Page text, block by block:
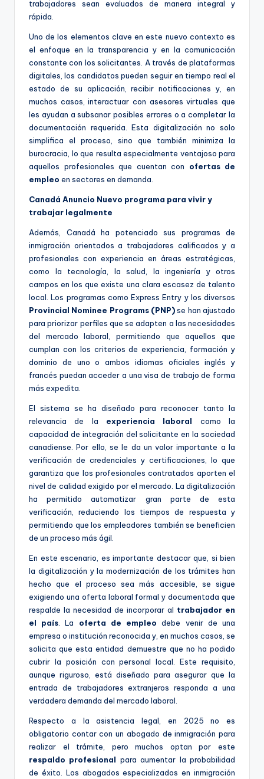
trabajadores sean evaluados de manera integral y
rápida.
Uno de los elementos clave en este nuevo contexto es
el enfoque en la transparencia y en la comunicación
constante con los solicitantes. A través de plataformas
digitales, los candidatos pueden seguir en tiempo real el
estado de su aplicación, recibir notificaciones y, en
muchos casos, interactuar con asesores virtuales que
les ayudan a subsanar posibles errores o a completar la
documentación requerida. Esta digitalización no solo
simplifica el proceso, sino que también minimiza la
burocracia, lo que resulta especialmente ventajoso para
aquellos profesionales que cuentan con ofertas de
empleo en sectores en demanda.
Canadá Anuncio Nuevo programa para vivir y
trabajar legalmente
Además, Canadá ha potenciado sus programas de
inmigración orientados a trabajadores calificados y a
profesionales con experiencia en áreas estratégicas,
como la tecnología, la salud, la ingeniería y otros
campos en los que existe una clara escasez de talento
local. Los programas como Express Entry y los diversos
Provincial Nominee Programs (PNP)se han ajustado
para priorizar perfiles que se adapten a las necesidades
del mercado laboral, permitiendo que aquellos que
cumplan con los criterios de experiencia, formación y
dominio de uno o ambos idiomas oficiales inglés y
francés puedan acceder a una visa de trabajo de forma
más expedita.
El sistema se ha diseñado para reconocer tanto la
relevancia de la experiencia laboral como la
capacidad de integración del solicitante en la sociedad
canadiense. Por ello, se le da un valor importante a la
verificación de credenciales y certificaciones, lo que
garantiza que los profesionales contratados aporten el
nivel de calidad exigido por el mercado. La digitalización
ha permitido automatizar gran parte de esta
verificación, reduciendo los tiempos de respuesta y
permitiendo que los empleadores también se beneficien
de un proceso más ágil.
En este escenario, es importante destacar que, si bien
la digitalización y la modernización de los trámites han
hecho que el proceso sea más accesible, se sigue
exigiendo una oferta laboral formal y documentada que
respalde la necesidad de incorporar al trabajador en
el país . La oferta de empleo debe venir de una
empresa o institución reconocida y, en muchos casos, se
solicita que esta entidad demuestre que no ha podido
cubrir la posición con personal local. Este requisito,
aunque riguroso, está diseñado para asegurar que la
entrada de trabajadores extranjeros responda a una
verdadera demanda del mercado laboral.
Respecto a la asistencia legal, en 2025 no es
obligatorio contar con un abogado de inmigración para
realizar el trámite, pero muchos optan por este
respaldo profesional para aumentar la probabilidad
de éxito. Los abogados especializados en inmigración